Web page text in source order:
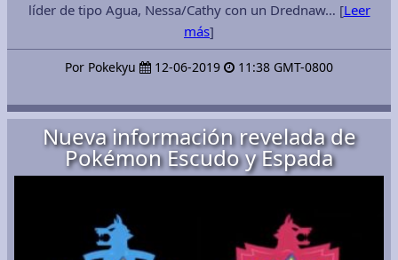
líder de tipo Agua, Nessa/Cathy con un Drednaw… [Leer
más]
Por Pokekyu 12-06-2019 11:38 GMT-0800
Nueva información revelada de
Pokémon Escudo y Espada